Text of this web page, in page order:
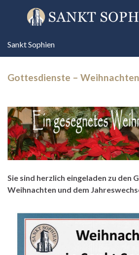
Sankt Sophien
Gottesdienste –
Sie sind herzlich eingeladen zu den
Weihnachten und dem